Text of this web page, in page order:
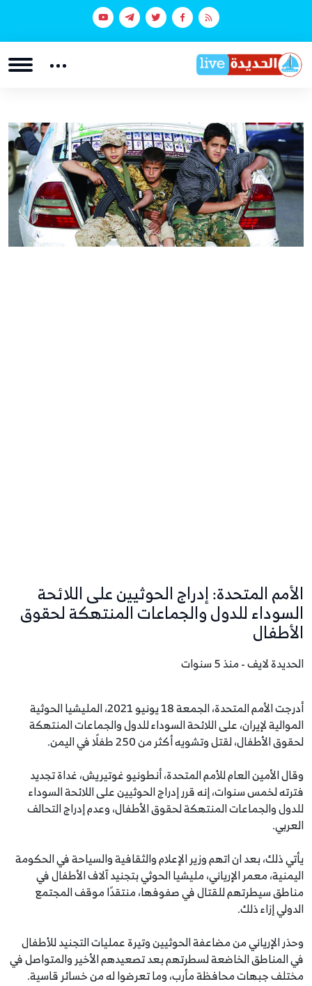
الأمم المتحدة: إدراج الحوثيين على اللائحة
السوداء للدول والجماعات المنتهكة لحقوق
الأطفال
الحديدة لايف - منذ 5 سنوات
أدرجت الأمم المتحدة، الجمعة 18 يونيو 2021، المليشيا الحوثية
الموالية لإيران، على اللائحة السوداء للدول والجماعات المنتهكة
لحقوق الأطفال، لقتل وتشويه أكثر من 250 طفلًا في اليمن.
وقال الأمين العام للأمم المتحدة، أنطونيو غوتيريش، غداة تجديد
فترته لخمس سنوات، إنه قرر إدراج الحوثيين على اللائحة السوداء
للدول والجماعات المنتهكة لحقوق الأطفال، وعدم إدراج التحالف
العربي.
يأتي ذلك، بعد ان اتهم وزير الإعلام والثقافية والسياحة في الحكومة
اليمنية، معمر الإرياني، مليشيا الحوثي بتجنيد آلاف الأطفال في
مناطق سيطرتهم للقتال في صفوفها، منتقدًا موقف المجتمع
الدولي إزاء ذلك.
وحذر الإرياني من مضاعفة الحوثيين وتيرة عمليات التجنيد للأطفال
في المناطق الخاضعة لسطرتهم بعد تصعيدهم الأخير والمتواصل في
مختلف جبهات محافظة مأرب، وما تعرضوا له من خسائر قاسية.